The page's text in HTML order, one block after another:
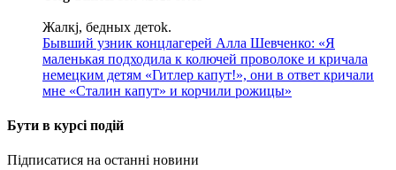
Жалкj, бедных детok.
Бывший узник концлагерей Алла Шевченко: «Я
маленькая подходила к колючей проволоке и кричала
немецким детям «Гитлер капут!», они в ответ кричали
мне «Сталин капут» и корчили рожицы»
Бути в курсі подій
Підписатися на останні новини